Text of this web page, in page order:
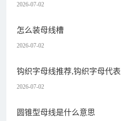
2026-07-02
怎么装母线槽
2026-07-02
钩织字母线推荐,钩织字母代表
2026-07-02
圆锥型母线是什么意思